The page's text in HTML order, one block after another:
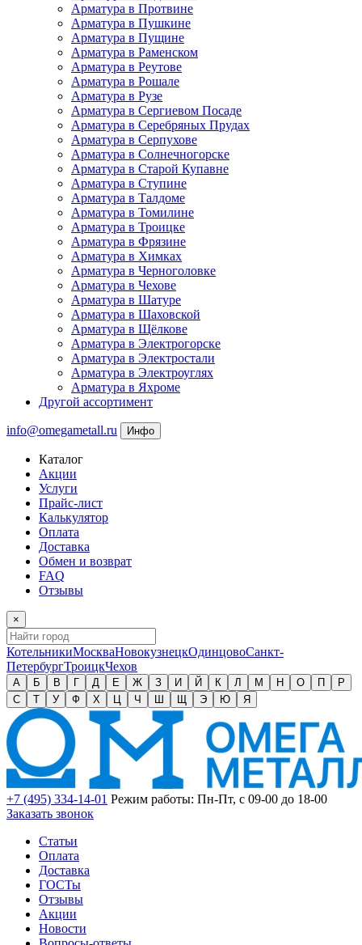
Арматура в Протвине
Арматура в Пушкине
Арматура в Пущине
Арматура в Раменском
Арматура в Реутове
Арматура в Рошале
Арматура в Рузе
Арматура в Сергиевом Посаде
Арматура в Серебряных Прудах
Арматура в Серпухове
Арматура в Солнечногорске
Арматура в Старой Купавне
Арматура в Ступине
Арматура в Талдоме
Арматура в Томилине
Арматура в Троицке
Арматура в Фрязине
Арматура в Химках
Арматура в Черноголовке
Арматура в Чехове
Арматура в Шатуре
Арматура в Шаховской
Арматура в Щёлкове
Арматура в Электрогорске
Арматура в Электростали
Арматура в Электроуглях
Арматура в Яхроме
Другой ассортимент
info@omegametall.ru Инфо
Каталог
Акции
Услуги
Прайс-лист
Калькулятор
Оплата
Доставка
Обмен и возврат
FAQ
Отзывы
×
КотельникиМоскваНовокузнецкОдинцовоСанкт-
ПетербургТроицкЧехов
А Б В Г Д Е Ж З И Й К Л М Н О П
Р
С
Т У Ф Х Ц Ч Ш Щ Э Ю Я
+7 (495) 334-14-01 Режим работы: Пн-Пт, с 09-00 до 18-00
Заказать звонок
Статьи
Оплата
Доставка
ГОСТы
Отзывы
Акции
Новости